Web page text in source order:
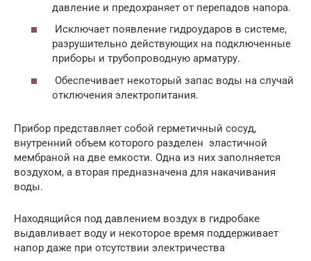
давление и предохраняет от перепадов напора.
Исключает появление гидроударов в системе,
разрушительно действующих на подключенные
приборы и трубопроводную арматуру.
Обеспечивает некоторый запас воды на случай
отключения электропитания.
Прибор представляет собой герметичный сосуд,
внутренний объем которого разделен эластичной
мембраной на две емкости. Одна из них заполняется
воздухом, а вторая предназначена для накачивания
воды.
Находящийся под давлением воздух в гидробаке
выдавливает воду и некоторое время поддерживает
напор даже при отсутствии электричества